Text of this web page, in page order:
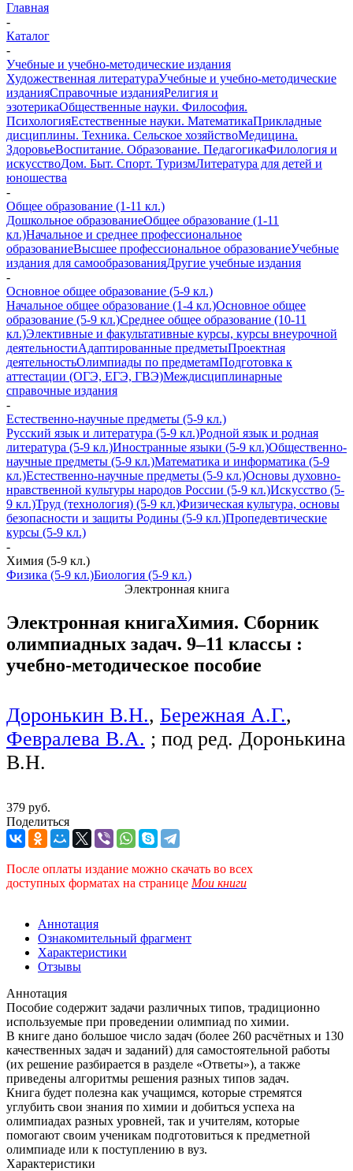
Главная
-
Каталог
-
Учебные и учебно-методические издания
Художественная литератураУчебные и учебно-методические
изданияСправочные изданияРелигия и
эзотерикаОбщественные науки. Философия.
ПсихологияЕстественные науки. МатематикаПрикладные
дисциплины. Техника. Сельское хозяйствоМедицина.
ЗдоровьеВоспитание. Образование. ПедагогикаФилология и
искусствоДом. Быт. Спорт. ТуризмЛитература для детей и
юношества
-
Общее образование (1-11 кл.)
Дошкольное образованиеОбщее образование (1-11
кл.)Начальное и среднее профессиональное
образованиеВысшее профессиональное образованиеУчебные
издания для самообразованияДругие учебные издания
-
Основное общее образование (5-9 кл.)
Начальное общее образование (1-4 кл.)Основное общее
образование (5-9 кл.)Среднее общее образование (10-11
кл.)Элективные и факультативные курсы, курсы внеурочной
деятельностиАдаптированные предметыПроектная
деятельностьОлимпиады по предметамПодготовка к
аттестации (ОГЭ, ЕГЭ, ГВЭ)Междисциплинарные
справочные издания
-
Естественно-научные предметы (5-9 кл.)
Русский язык и литература (5-9 кл.)Родной язык и родная
литература (5-9 кл.)Иностранные языки (5-9 кл.)Общественно-
научные предметы (5-9 кл.)Математика и информатика (5-9
кл.)Естественно-научные предметы (5-9 кл.)Основы духовно-
нравственной культуры народов России (5-9 кл.)Искусство (5-
9 кл.)Труд (технология) (5-9 кл.)Физическая культура, основы
безопасности и защиты Родины (5-9 кл.)Пропедевтические
курсы (5-9 кл.)
-
Химия (5-9 кл.)
Физика (5-9 кл.)Биология (5-9 кл.)
Электронная книга
Электронная книгаХимия. Сборник
олимпиадных задач. 9–11 классы :
учебно-методическое пособие
Доронькин В.Н., Бережная А.Г.,
Февралева В.А. ; под ред. Доронькина
В.Н.
379 руб.
Поделиться
После оплаты издание можно скачать во всех
доступных форматах на странице Мои книги
Аннотация
Ознакомительный фрагмент
Характеристики
Отзывы
Аннотация
Пособие содержит задачи различных типов, традиционно
используемые при проведении олимпиад по химии.
В книге дано большое число задач (более 260 расчётных и 130
качественных задач и заданий) для самостоятельной работы
(их решение разбирается в разделе «Ответы»), а также
приведены алгоритмы решения разных типов задач.
Книга будет полезна как учащимся, которые стремятся
углубить свои знания по химии и добиться успеха на
олимпиадах разных уровней, так и учителям, которые
помогают своим ученикам подготовиться к предметной
олимпиаде или к поступлению в вуз.
Характеристики